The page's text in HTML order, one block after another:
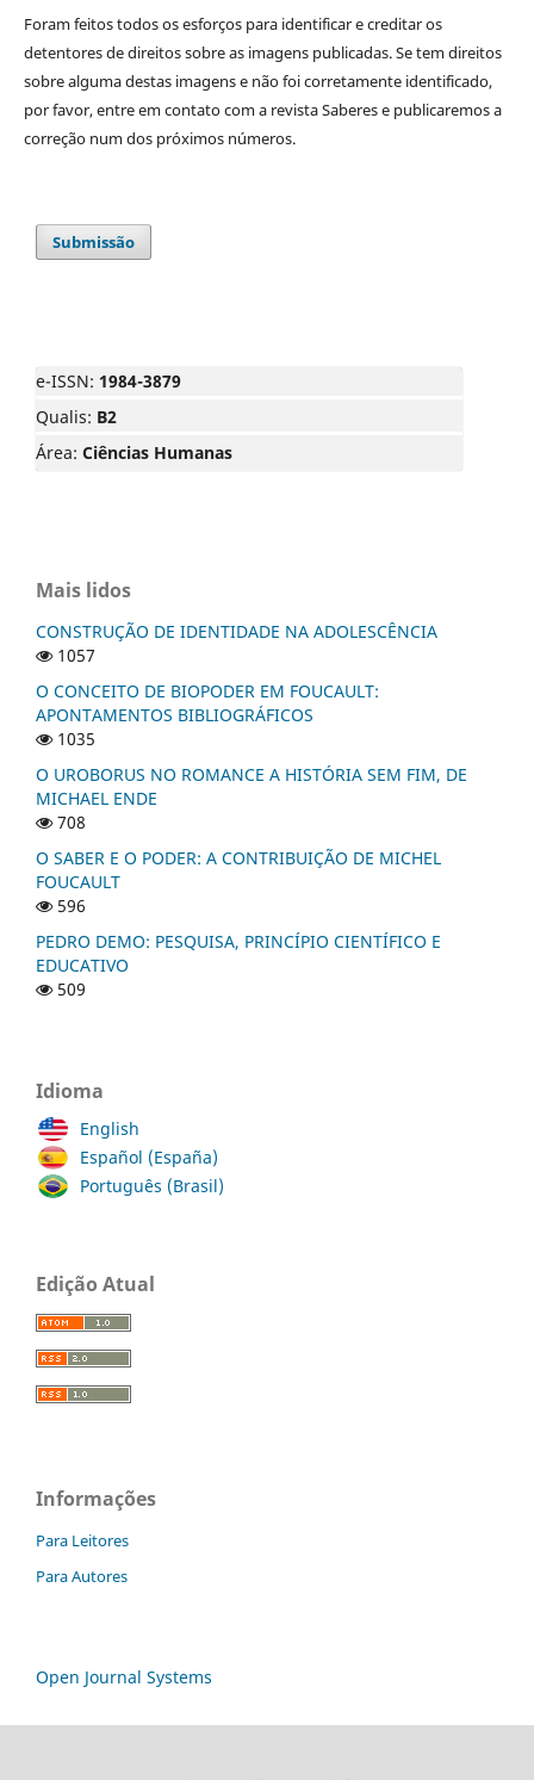
Foram feitos todos os esforços para identificar e creditar os
detentores de direitos sobre as imagens publicadas. Se tem direitos
sobre alguma destas imagens e não foi corretamente identificado,
por favor, entre em contato com a revista Saberes e publicaremos a
correção num dos próximos números.
Submissão
e-ISSN: 1984-3879
Qualis: B2
Área: Ciências Humanas
Mais lidos
CONSTRUÇÃO DE IDENTIDADE NA ADOLESCÊNCIA
1057
O CONCEITO DE BIOPODER EM FOUCAULT:
APONTAMENTOS BIBLIOGRÁFICOS
1035
O UROBORUS NO ROMANCE A HISTÓRIA SEM FIM, DE
MICHAEL ENDE
708
O SABER E O PODER: A CONTRIBUIÇÃO DE MICHEL
FOUCAULT
596
PEDRO DEMO: PESQUISA, PRINCÍPIO CIENTÍFICO E
EDUCATIVO
509
Idioma
English
Español (España)
Português (Brasil)
Edição Atual
Informações
Para Leitores
Para Autores
Open Journal Systems